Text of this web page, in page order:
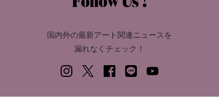
国内外の最新アート関連ニュースを
漏れなくチェック！